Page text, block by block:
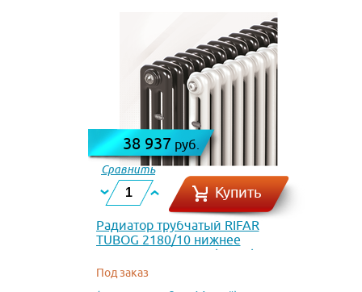
38 937 руб.
Сравнить
Купить
Радиатор трубчатый RIFAR
TUBOG 2180/10 нижнее
подключение DV1 (Титан)
Под заказ